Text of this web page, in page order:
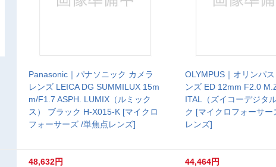
Panasonic｜パナソニック カメラ
レンズ LEICA DG SUMMILUX 15m
m/F1.7 ASPH. LUMIX（ルミック
ス） ブラック H-X015-K [マイクロ
フォーサーズ /単焦点レンズ]
48,632円
OLYMPUS｜オリンパ
ンズ ED 12mm F2.0
ITAL（ズイコーデジタ
ク [マイクロフォーサー
レンズ]
44,464円